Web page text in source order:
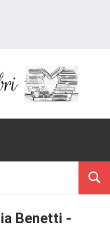
Benetti -